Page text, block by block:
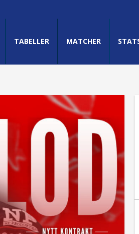
TABELLER MATCHER